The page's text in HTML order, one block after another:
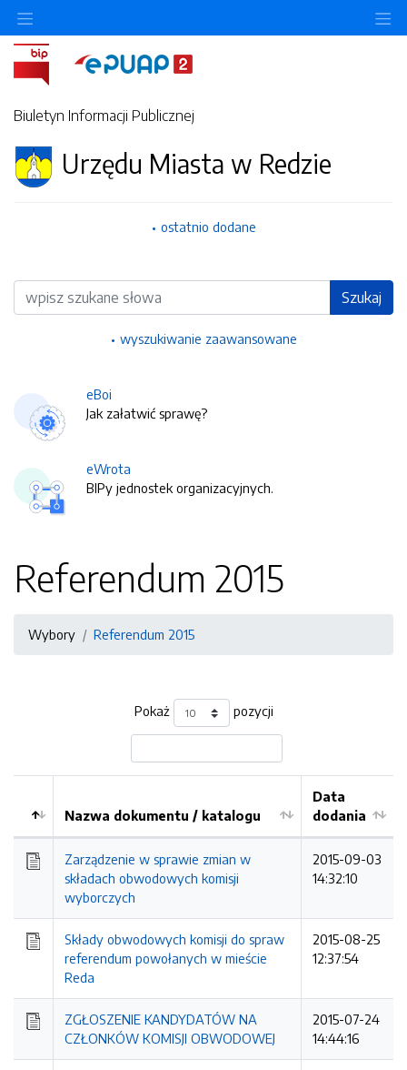
Biuletyn Informacji Publicznej
Urzędu Miasta w Redzie
ostatnio dodane
Wyszukiwarka Szukaj
wyszukiwanie zaawansowane
eBoi
Jak załatwić sprawę?
eWrota
BIPy jednostek organizacyjnych.
Referendum 2015
Wybory Referendum 2015
Pokaż pozycji
Kolejność
Nazwa dokumentu / katalogu
Data
dodania
Zarządzenie w sprawie zmian w
składach obwodowych komisji
wyborczych
2015-09-03
14:32:10
Składy obwodowych komisji do spraw
referendum powołanych w mieście
Reda
2015-08-25
12:37:54
ZGŁOSZENIE KANDYDATÓW NA
CZŁONKÓW KOMISJI OBWODOWEJ
2015-07-24
14:44:16